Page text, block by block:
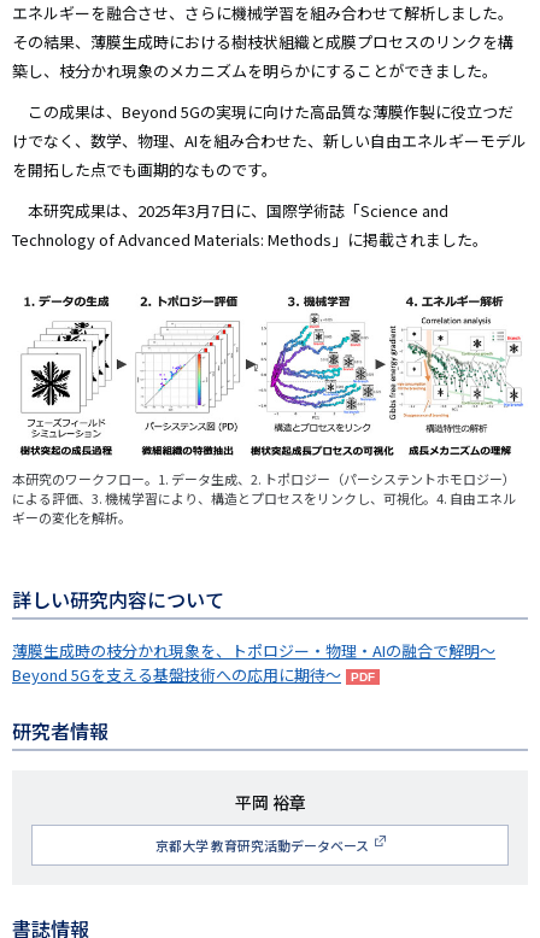
エネルギーを融合させ、さらに機械学習を組み合わせて解析しました。
その結果、薄膜生成時における樹枝状組織と成膜プロセスのリンクを構
築し、枝分かれ現象のメカニズムを明らかにすることができました。
この成果は、Beyond 5Gの実現に向けた高品質な薄膜作製に役立つだ
けでなく、数学、物理、AIを組み合わせた、新しい自由エネルギーモデル
を開拓した点でも画期的なものです。
本研究成果は、2025年3月7日に、国際学術誌「Science and
Technology of Advanced Materials: Methods」に掲載されました。
本研究のワークフロー。1. データ生成、2. トポロジー（パーシステントホモロジー）
による評価、3. 機械学習により、構造とプロセスをリンクし、可視化。4. 自由エネル
ギーの変化を解析。
詳しい研究内容について
薄膜生成時の枝分かれ現象を、トポロジー・物理・AIの融合で解明〜
Beyond 5Gを支える基盤技術への応用に期待〜
研究者情報
研
究
者
平岡 裕章
京都大学 教育研究活動データベース
書誌情報